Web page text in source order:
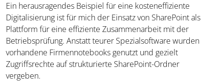
Ein herausragendes Beispiel für eine kosteneffiziente
Digitalisierung ist für mich der Einsatz von SharePoint als
Plattform für eine effiziente Zusammenarbeit mit der
Betriebsprüfung. Anstatt teurer Spezialsoftware wurden
vorhandene Firmennotebooks genutzt und gezielt
Zugriffsrechte auf strukturierte SharePoint-Ordner
vergeben.